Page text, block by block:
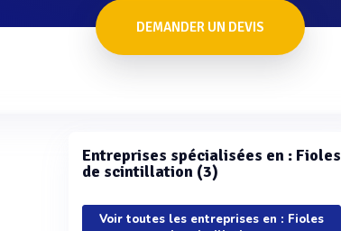
DEMANDER UN DEVIS
Entreprises spécialisées en : Fioles
de scintillation (3)
Voir toutes les entreprises en : Fioles